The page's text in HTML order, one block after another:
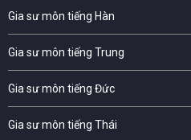
Gia sư môn tiếng Hàn
Gia sư môn tiếng Trung
Gia sư môn tiếng Đức
Gia sư môn tiếng Thái